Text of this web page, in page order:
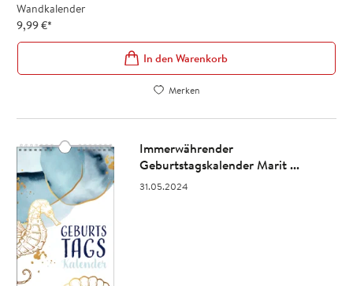
Wandkalender
9,99€*
In den Warenkorb
Merken
Immerwährender
Geburtstagskalender Marit ...
31.05.2024